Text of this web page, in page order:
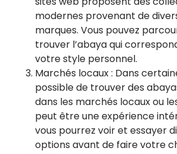
modernes provenant de
marques. Vous pouvez
trouver l’abaya qui
votre style personnel.
Marchés locaux : Dans
possible de trouver des
dans les marchés locaux ou
peut être une expérience
vous pourrez voir et essayer
options avant de faire votre